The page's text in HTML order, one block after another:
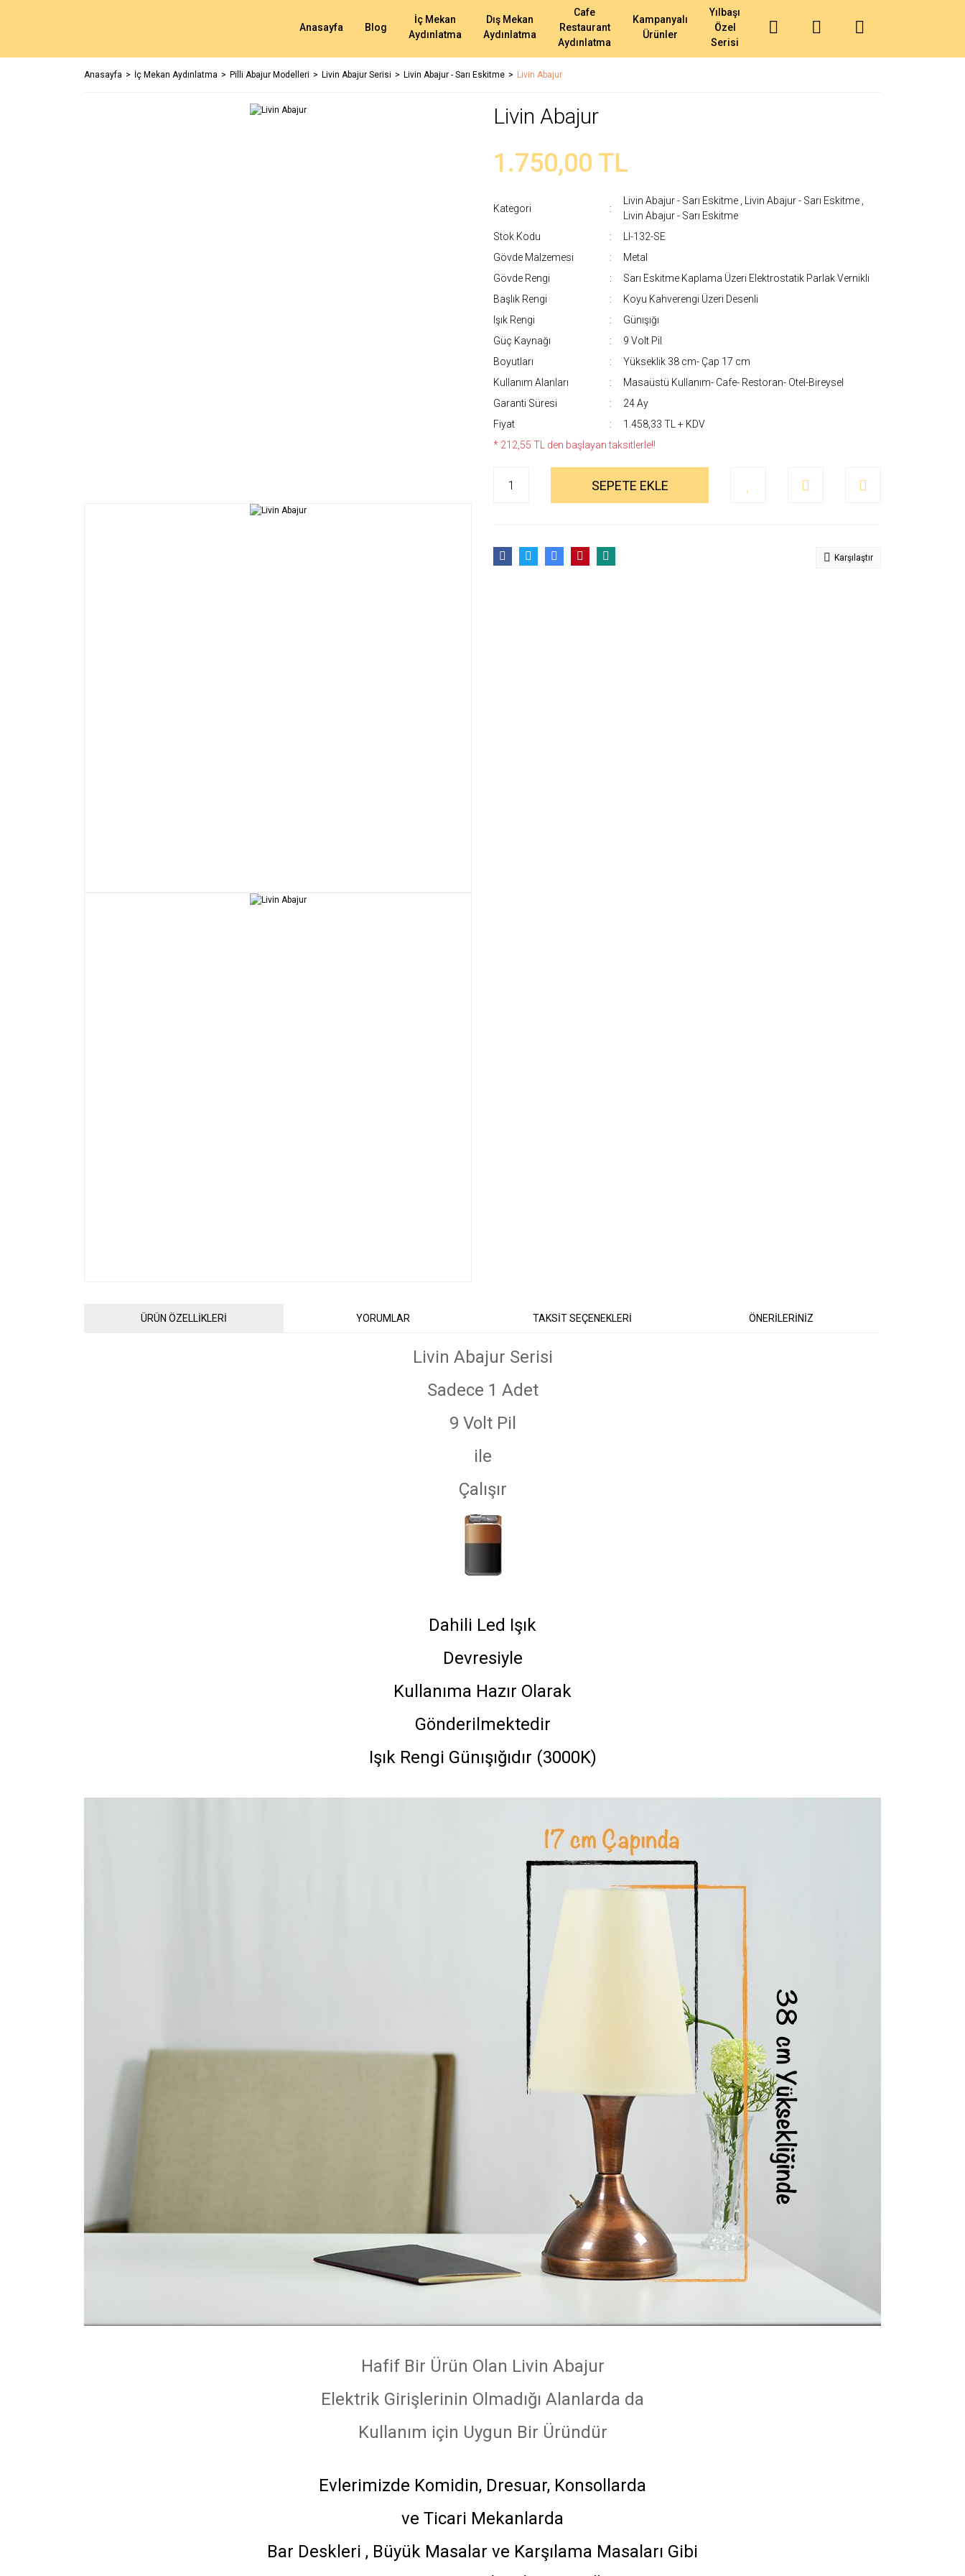
Anasayfa Blog
İç Mekan
Aydınlatma
Dış Mekan
Aydınlatma
Cafe
Restaurant
Aydınlatma
Kampanyalı
Ürünler
Yılbaşı
Özel
Serisi
Anasayfa İç Mekan Aydınlatma Pilli Abajur Modelleri Livin Abajur Serisi Livin Abajur - Sarı Eskitme Livin Abajur
Livin Abajur
1.750,00 TL
Kategori
Livin Abajur - Sarı Eskitme Livin Abajur - Sarı Eskitme
Livin Abajur - Sarı Eskitme
Stok Kodu
LI-132-SE
Gövde Malzemesi
Metal
Gövde Rengi
Sarı Eskitme Kaplama Üzeri Elektrostatik Parlak Vernikli
Başlık Rengi
Koyu Kahverengi Üzeri Desenli
Işık Rengi
Günışığı
Güç Kaynağı
9 Volt Pil
Boyutları
Yükseklik 38 cm- Çap 17 cm
Kullanım Alanları
Masaüstü Kullanım- Cafe- Restoran- Otel-Bireysel
Garanti Süresi
24 Ay
Fiyat
1.458,33 TL + KDV
* 212,55 TL den başlayan taksitlerle!!
SEPETE EKLE
Karşılaştır
ÜRÜN ÖZELLİKLERİ YORUMLAR TAKSİT SEÇENEKLERİ ÖNERİLERİNİZ
Livin Abajur Serisi
Sadece 1 Adet
9 Volt Pil
ile
Çalışır
Dahili Led Işık
Devresiyle
Kullanıma Hazır Olarak
Gönderilmektedir
Işık Rengi Günışığıdır (3000K)
Hafif Bir Ürün Olan Livin Abajur
Elektrik Girişlerinin Olmadığı Alanlarda da
Kullanım için Uygun Bir Üründür
Evlerimizde Komidin, Dresuar, Konsollarda
ve Ticari Mekanlarda
Bar Deskleri , Büyük Masalar ve Karşılama Masaları Gibi